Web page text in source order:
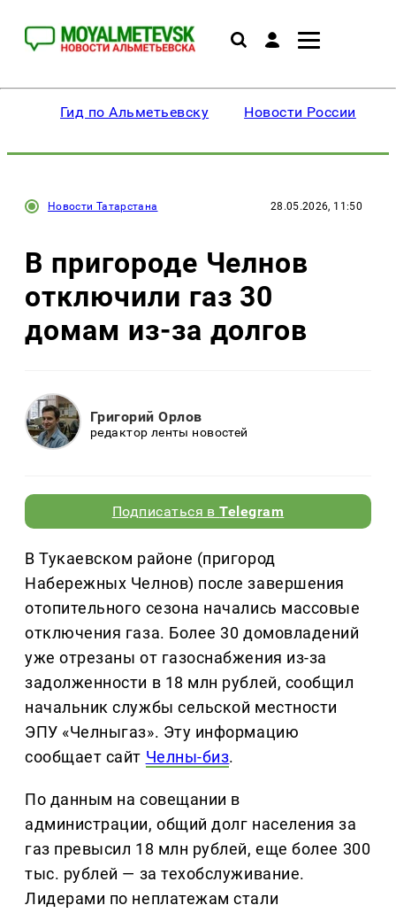
Гид по Альметьевску Новости России
Новости Татарстана 28.05.2026, 11:50
В пригороде Челнов
отключили газ 30
домам из-за долгов
Григорий Орлов
редактор ленты новостей
Подписаться вTelegram
В Тукаевском районе (пригород
Набережных Челнов) после завершения
отопительного сезона начались массовые
отключения газа. Более 30 домовладений
уже отрезаны от газоснабжения из-за
задолженности в 18 млн рублей, сообщил
начальник службы сельской местности
ЭПУ «Челныгаз». Эту информацию
сообщает сайт Челны-биз.
По данным на совещании в
администрации, общий долг населения за
газ превысил 18 млн рублей, еще более 300
тыс. рублей — за техобслуживание.
Лидерами по неплатежам стали